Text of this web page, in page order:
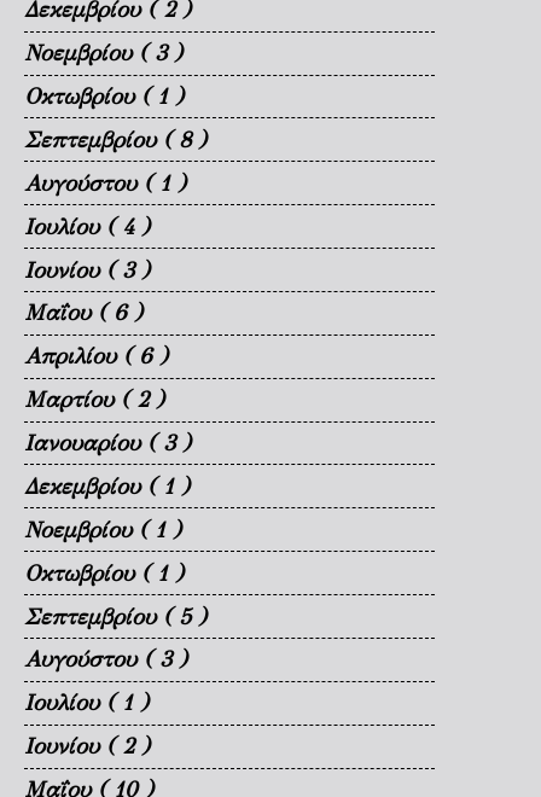
Δεκεμβρίου ( 2 )
Νοεμβρίου ( 3 )
Οκτωβρίου ( 1 )
Σεπτεμβρίου ( 8 )
Αυγούστου ( 1 )
Ιουλίου ( 4 )
Ιουνίου ( 3 )
Μαΐου ( 6 )
Απριλίου ( 6 )
Μαρτίου ( 2 )
Ιανουαρίου ( 3 )
Δεκεμβρίου ( 1 )
Νοεμβρίου ( 1 )
Οκτωβρίου ( 1 )
Σεπτεμβρίου ( 5 )
Αυγούστου ( 3 )
Ιουλίου ( 1 )
Ιουνίου ( 2 )
Μαΐου ( 10 )